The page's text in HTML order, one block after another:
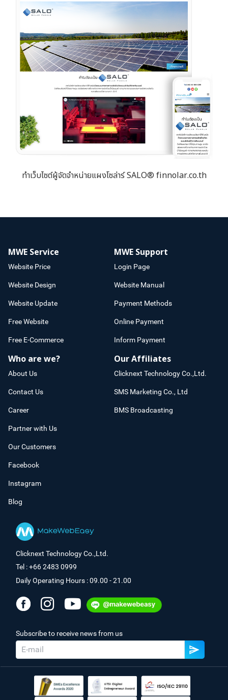
ทำเว็บไซต์ผู้จัดจำหน่ายแผงโซล่าร์ SALO® finnolar.co.th
MWE Service
Website Price
Website Design
Website Update
Free Website
Free E-Commerce
MWE Support
Login Page
Website Manual
Payment Methods
Online Payment
Inform Payment
Who are we?
About Us
Contact Us
Career
Partner with Us
Our Customers
Facebook
Instagram
Blog
Our Affiliates
Clicknext Technology Co.,Ltd.
SMS Marketing Co., Ltd
BMS Broadcasting
Clicknext Technology Co.,Ltd.
Tel : +66 2483 0999
Daily Operating Hours : 09.00 - 21.00
Subscribe to receive news from us